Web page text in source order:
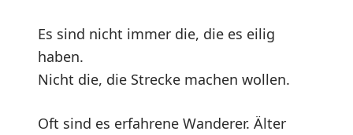
Es sind nicht immer die, die es eilig
haben.
Nicht die, die Strecke machen wollen.
Oft sind es erfahrene Wanderer. Älter